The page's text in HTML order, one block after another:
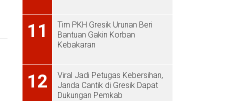
11
Tim PKH Gresik Urunan Beri
Bantuan Gakin Korban
Kebakaran
12
Viral Jadi Petugas Kebersihan,
Janda Cantik di Gresik Dapat
Dukungan Pemkab